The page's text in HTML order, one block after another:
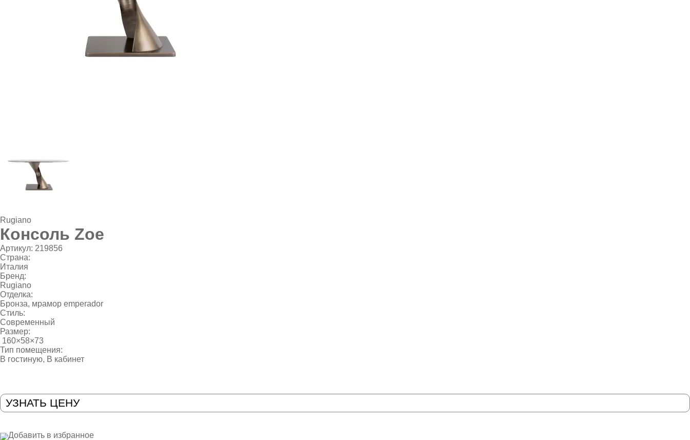
Rugiano
Консоль Zoe
Артикул: 219856
Страна:
Италия
Бренд:
Rugiano
Отделка:
Бронза, мрамор emperador
Стиль:
Современный
Размер:
160×58×73
Тип помещения:
В гостиную, В кабинет
УЗНАТЬ ЦЕНУ
Добавить в избранное